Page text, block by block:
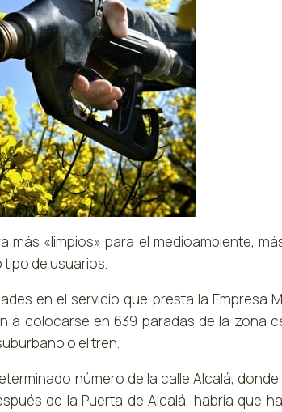
«limpios» para el medioambiente,
de usuarios.
en el servicio que presta la Empresa
a colocarse en 639 paradas de la zona
o el tren.
número de la calle Alcalá, donde
de la Puerta de Alcalá, habría que